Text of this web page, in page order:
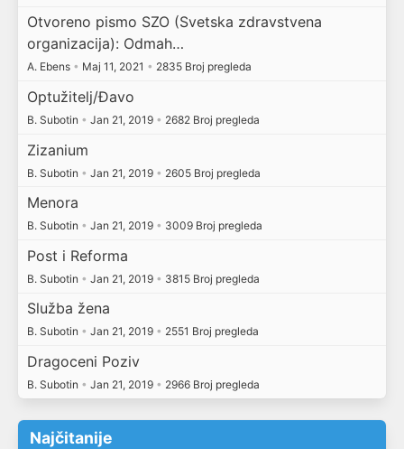
Otvoreno pismo SZO (Svetska zdravstvena
organizacija): Odmah…
A. Ebens • Maj 11, 2021 • 2835 Broj pregleda
Optužitelj/Đavo
B. Subotin • Jan 21, 2019 • 2682 Broj pregleda
Zizanium
B. Subotin • Jan 21, 2019 • 2605 Broj pregleda
Menora
B. Subotin • Jan 21, 2019 • 3009 Broj pregleda
Post i Reforma
B. Subotin • Jan 21, 2019 • 3815 Broj pregleda
Služba žena
B. Subotin • Jan 21, 2019 • 2551 Broj pregleda
Dragoceni Poziv
B. Subotin • Jan 21, 2019 • 2966 Broj pregleda
Najčitanije